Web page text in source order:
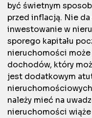
być świetnym
przed inflacją. Nie
inwestowanie w
sporego kapitału
nieruchomości może
dochodów, który
jest dodatkowym
należy mieć na
nieruchomości